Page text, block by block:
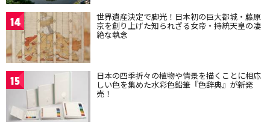
14 世界遺産決定で脚光！日本初の巨大都城・藤原
京を創り上げた知られざる女帝・持統天皇の凄
絶な執念
15 日本の四季折々の植物や情景を描くことに相応
しい色を集めた水彩色鉛筆『色辞典』が新発
売！